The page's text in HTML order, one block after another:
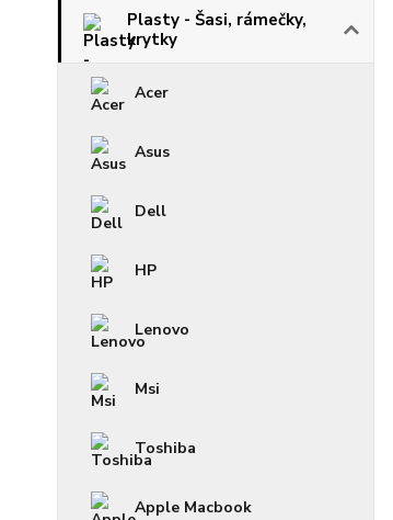
Plasty - Šasi, rámečky,
krytky
Acer
Asus
Dell
HP
Lenovo
Msi
Toshiba
Apple Macbook